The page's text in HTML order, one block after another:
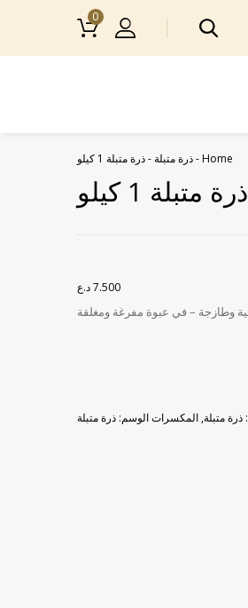
0
Home
-ذرة متبلة-ذرة متبلة 1 كيلو
ذرة متبلة 1 كيلو
7.500د.ع
وطازجة – في عبوة مفرغة ومغلقة
ذرة متبلة, المكسراتالوسم: ذرة متبلة